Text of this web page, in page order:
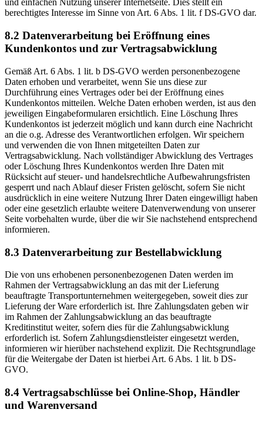
und einfachen Nutzung unserer Internetseite. Dies stellt ein
berechtigtes Interesse im Sinne von Art. 6 Abs. 1 lit. f DS-GVO dar.
8.2 Datenverarbeitung bei Eröffnung eines
Kundenkontos und zur Vertragsabwicklung
Gemäß Art. 6 Abs. 1 lit. b DS-GVO werden personenbezogene
Daten erhoben und verarbeitet, wenn Sie uns diese zur
Durchführung eines Vertrages oder bei der Eröffnung eines
Kundenkontos mitteilen. Welche Daten erhoben werden, ist aus den
jeweiligen Eingabeformularen ersichtlich. Eine Löschung Ihres
Kundenkontos ist jederzeit möglich und kann durch eine Nachricht
an die o.g. Adresse des Verantwortlichen erfolgen. Wir speichern
und verwenden die von Ihnen mitgeteilten Daten zur
Vertragsabwicklung. Nach vollständiger Abwicklung des Vertrages
oder Löschung Ihres Kundenkontos werden Ihre Daten mit
Rücksicht auf steuer- und handelsrechtliche Aufbewahrungsfristen
gesperrt und nach Ablauf dieser Fristen gelöscht, sofern Sie nicht
ausdrücklich in eine weitere Nutzung Ihrer Daten eingewilligt haben
oder eine gesetzlich erlaubte weitere Datenverwendung von unserer
Seite vorbehalten wurde, über die wir Sie nachstehend entsprechend
informieren.
8.3 Datenverarbeitung zur Bestellabwicklung
Die von uns erhobenen personenbezogenen Daten werden im
Rahmen der Vertragsabwicklung an das mit der Lieferung
beauftragte Transportunternehmen weitergegeben, soweit dies zur
Lieferung der Ware erforderlich ist. Ihre Zahlungsdaten geben wir
im Rahmen der Zahlungsabwicklung an das beauftragte
Kreditinstitut weiter, sofern dies für die Zahlungsabwicklung
erforderlich ist. Sofern Zahlungsdienstleister eingesetzt werden,
informieren wir hierüber nachstehend explizit. Die Rechtsgrundlage
für die Weitergabe der Daten ist hierbei Art. 6 Abs. 1 lit. b DS-
GVO.
8.4 Vertragsabschlüsse bei Online-Shop, Händler
und Warenversand